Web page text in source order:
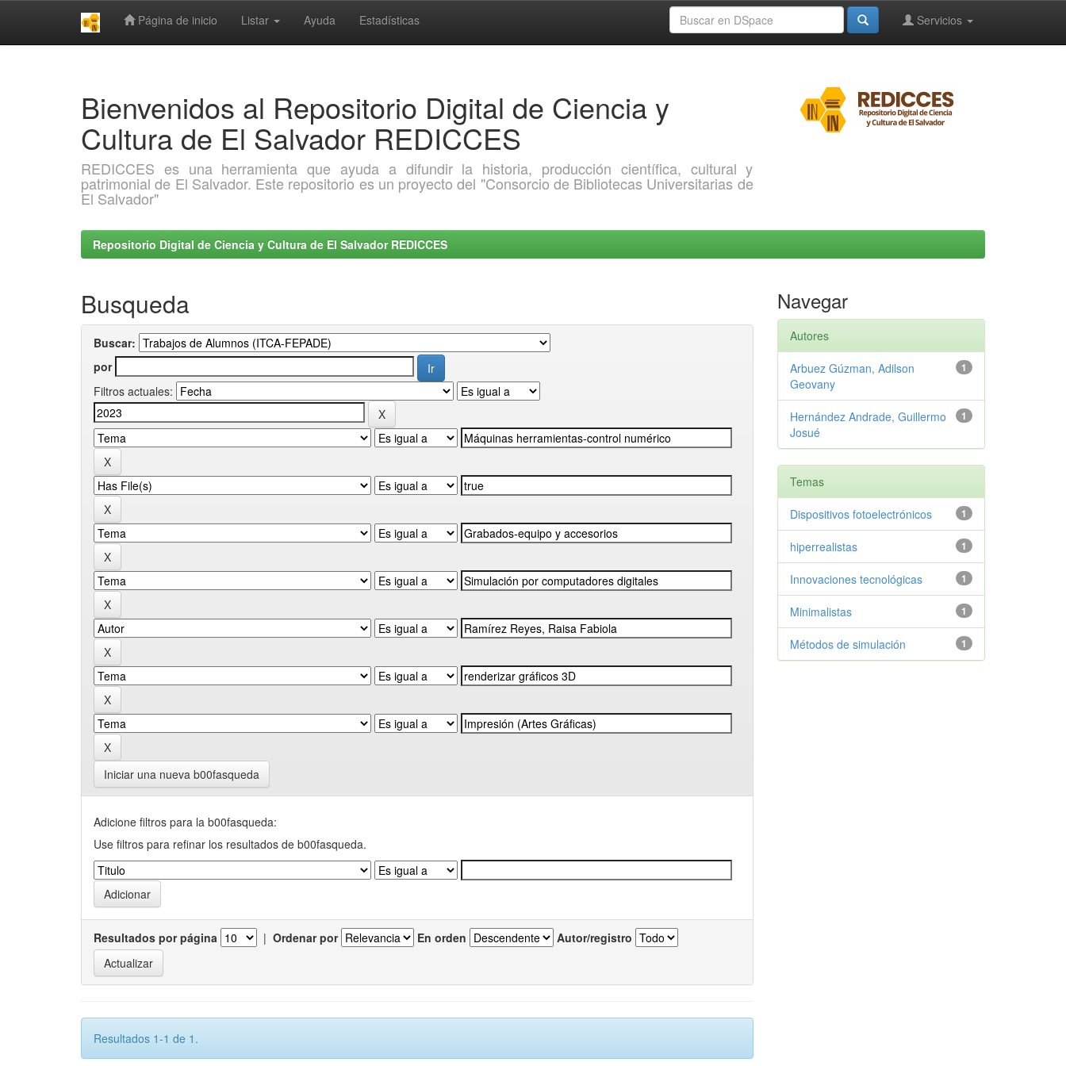
Página de inicio Listar Ayuda Estadísticas Servicios
Bienvenidos al Repositorio Digital de Ciencia y
Cultura de El Salvador REDICCES
REDICCES es una herramienta que ayuda a difundir la historia, producción científica, cultural y
patrimonial de El Salvador. Este repositorio es un proyecto del "Consorcio de Bibliotecas Universitarias de
El Salvador"
Repositorio Digital de Ciencia y Cultura de El Salvador REDICCES
Busqueda
Buscar:
por
Filtros actuales:
Iniciar una nueva b00fasqueda
Adicione filtros para la b00fasqueda:
Use filtros para refinar los resultados de b00fasqueda.
Resultados por página | Ordenar por En orden Autor/registro
Resultados 1-1 de 1.
Navegar
Autores
1
Arbuez Gúzman, Adilson
Geovany
1
Hernández Andrade, Guillermo
Josué
Temas
1
Dispositivos fotoelectrónicos
1
hiperrealistas
1
Innovaciones tecnológicas
1
Minimalistas
1
Métodos de simulación